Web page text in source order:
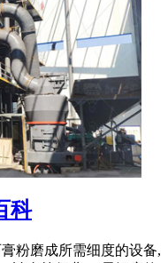
科
粉磨成所需细度的设备,